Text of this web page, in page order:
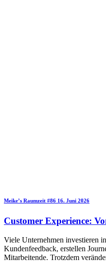
Meike’s Raumzeit #86 16. Juni 2026
Customer Experience:
Viele Unternehmen investieren
Kundenfeedback, erstellen
Mitarbeitende. Trotzdem